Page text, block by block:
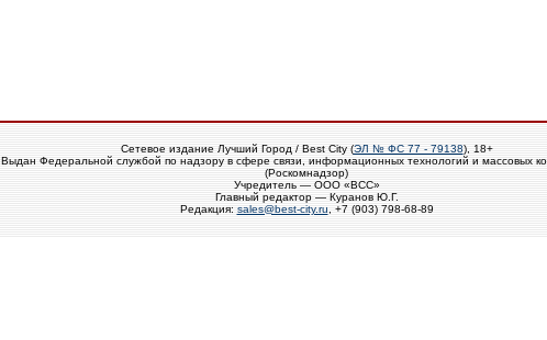
Сетевое издание Лучший Город / Best City (ЭЛ № ФС 77 - 79138), 18+
Выдан Федеральной службой по надзору в сфере связи, информационных технологий и массовых
(Роскомнадзор)
Учредитель — ООО «ВСС»
Главный редактор — Куранов Ю.Г.
Редакция: sales@best-city.ru , +7 (903) 798-68-89